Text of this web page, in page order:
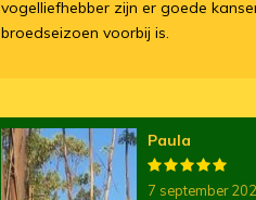
vogelliefhebber zijn er goede
broedseizoen voorbij is.
Paula
7 september